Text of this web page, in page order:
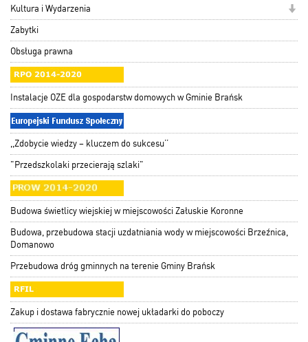
Kultura i Wydarzenia
Zabytki
Obsługa prawna
Instalacje OZE dla gospodarstw domowych w Gminie Brańsk
,,Zdobycie wiedzy – kluczem do sukcesu’’
"Przedszkolaki przecierają szlaki"
Budowa świetlicy wiejskiej w miejscowości Załuskie Koronne
Budowa, przebudowa stacji uzdatniania wody w miejscowości Brzeźnica,
Domanowo
Przebudowa dróg gminnych na terenie Gminy Brańsk
Zakup i dostawa fabrycznie nowej układarki do poboczy